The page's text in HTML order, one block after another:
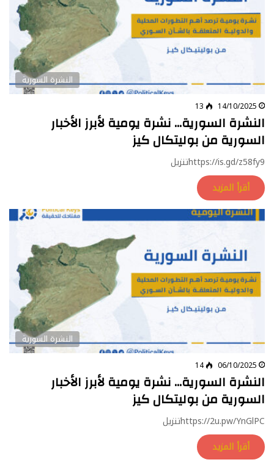
النشرة السورية
14/10/2025
13
النشرة السورية… نشرة يومية لأبرز الأخبار
السورية من بوليتكال كيز
https://is.gd/z58fy9تنزيل
أقرأ المزيد
النشرة السورية
06/10/2025
14
النشرة السورية… نشرة يومية لأبرز الأخبار
السورية من بوليتكال كيز
https://2u.pw/YnGlPCتنزيل
أقرأ المزيد